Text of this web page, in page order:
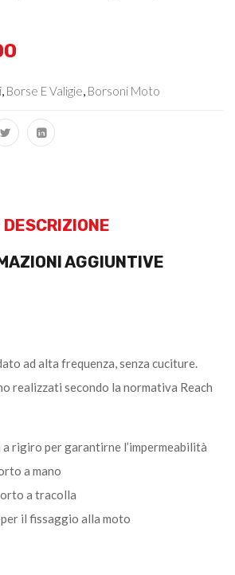
, Borse E Valigie, Borsoni Moto
DESCRIZIONE
AGGIUNTIVE
ad alta frequenza, senza cuciture.
realizzati secondo la normativa Reach
a rigiro per garantirne l’impermeabilità
a mano
a tracolla
il fissaggio alla moto